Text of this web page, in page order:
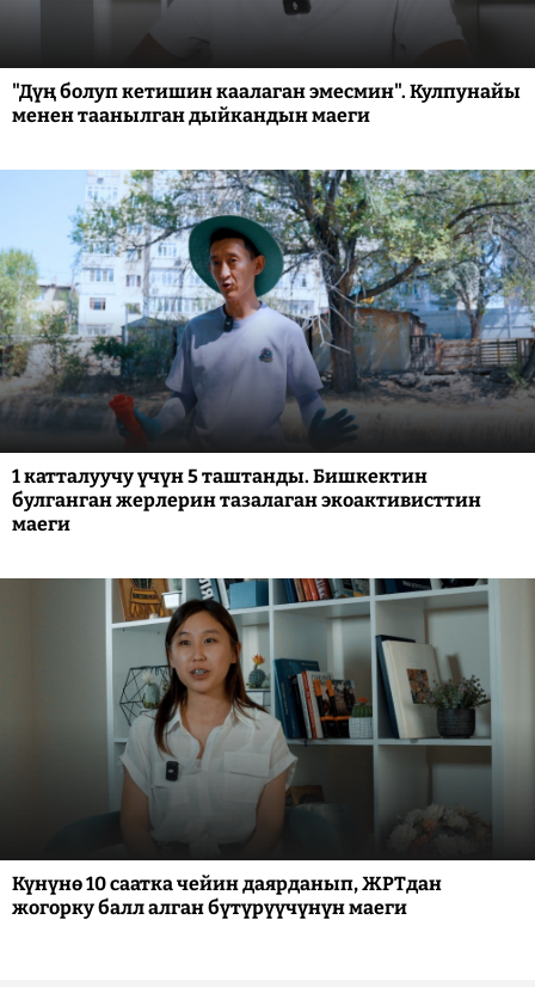
"Дүң болуп кетишин каалаган эмесмин". Кулпунайы
менен таанылган дыйкандын маеги
1 катталуучу үчүн 5 таштанды. Бишкектин
булганган жерлерин тазалаган экоактивисттин
маеги
Күнүнө 10 саатка чейин даярданып, ЖРТдан
жогорку балл алган бүтүрүүчүнүн маеги